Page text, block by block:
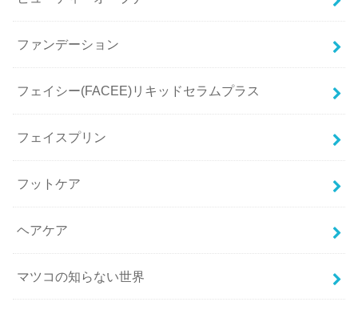
ファンデーション
フェイシー(FACEE)リキッドセラムプラス
フェイスプリン
フットケア
ヘアケア
マツコの知らない世界